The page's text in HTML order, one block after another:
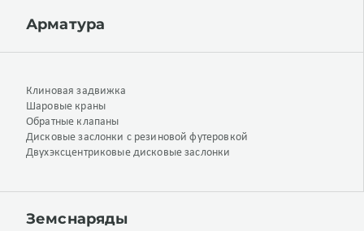
Арматура
Клиновая задвижка
Шаровые краны
Обратные клапаны
Дисковые заслонки с резиновой футеровкой
Двухэксцентриковые дисковые заслонки
Земснаряды